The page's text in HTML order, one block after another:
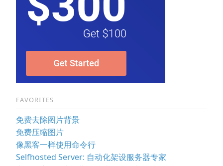
FAVORITES
免费去除图片背景
免费压缩图片
像黑客一样使用命令行
Selfhosted Server: 自动化架设服务器专家